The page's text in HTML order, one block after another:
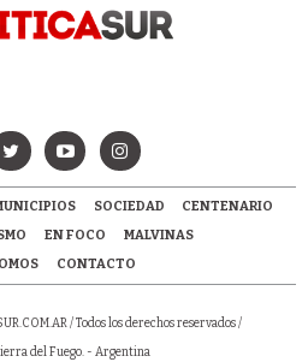
SOCIEDAD
CENTENARIO
EN FOCO
MALVINAS
CONTACTO
/ Todos los derechos reservados /
del Fuego. - Argentina